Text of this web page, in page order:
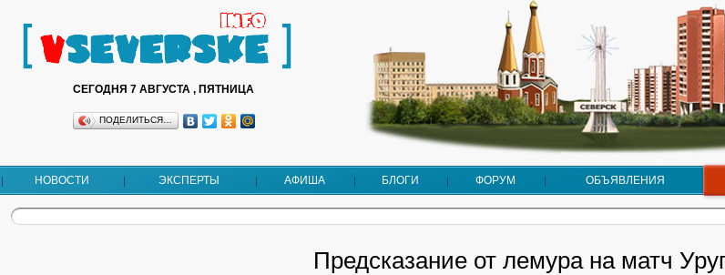
СЕГОДНЯ 7 АВГУСТА , ПЯТНИЦА
ПОДЕЛИТЬСЯ…
НОВОСТИ ЭКСПЕРТЫ АФИША БЛОГИ ФОРУМ ОБЪЯВЛЕНИЯ
Предсказание от лемура на матч